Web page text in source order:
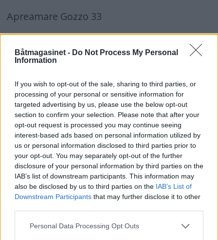
Båtmagasinet - Do Not Process My Personal
Information
If you wish to opt-out of the sale, sharing to third parties, or
processing of your personal or sensitive information for
targeted advertising by us, please use the below opt-out
section to confirm your selection. Please note that after your
opt-out request is processed you may continue seeing
interest-based ads based on personal information utilized by
us or personal information disclosed to third parties prior to
your opt-out. You may separately opt-out of the further
disclosure of your personal information by third parties on the
IAB’s list of downstream participants. This information may
also be disclosed by us to third parties on the IAB’s List of
Downstream Participants that may further disclose it to other
Personal Data Processing Opt Outs
Apreamare Gozzo 33
Invictus 370 GT
Pardo 43
Sealine C430
Rio Spider 40
Over 45 fot
Azimut S7